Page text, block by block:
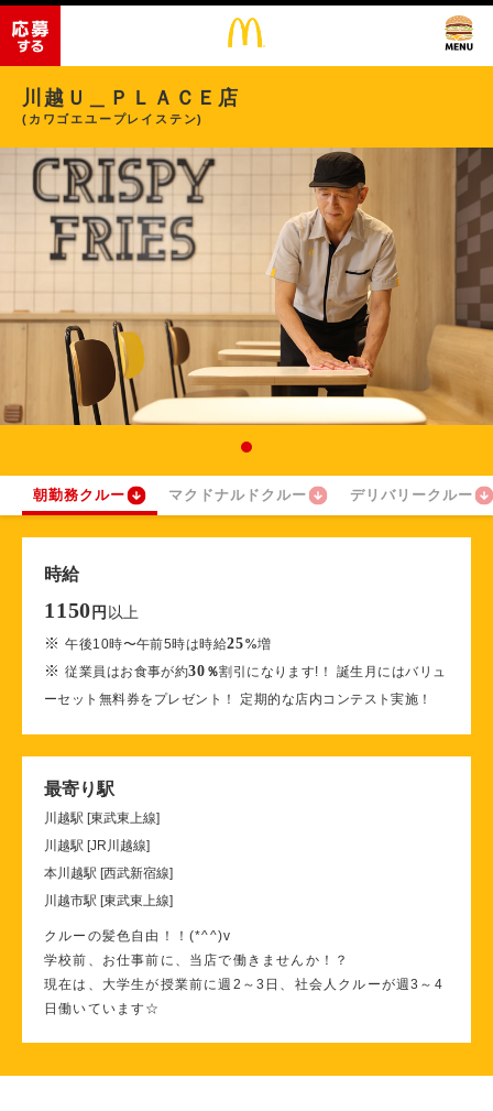
川越Ｕ＿ＰＬＡＣＥ店
(カワゴエユープレイステン)
朝勤務クルー マクドナルドクルー デリバリークルー
時給
1150 円 以上
※午後10時〜午前5時は時給25%増
※従業員はお食事が約30 ％割引になります!！ 誕生月にはバリュ
ーセット無料券をプレゼント！ 定期的な店内コンテスト実施！
最寄り駅
川越駅 [東武東上線]
川越駅 [JR川越線]
本川越駅 [西武新宿線]
川越市駅 [東武東上線]
クルーの髪色自由！！(*^^)v
学校前、お仕事前に、当店で働きませんか！？
現在は、大学生が授業前に週2～3日、社会人クルーが週3～4
日働いています☆